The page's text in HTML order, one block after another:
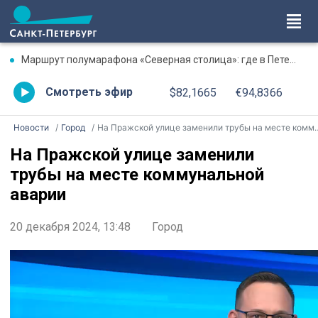
Маршрут полумарафона «Северная столица»: где в Петербурге будут перекрыты дороги 9 августа
Смотреть эфир $82,1665 €94,8366
Новости Город На Пражской улице заменили трубы на месте коммунальной аварии
На Пражской улице заменили
трубы на месте коммунальной
аварии
20 декабря 2024, 13:48 Город